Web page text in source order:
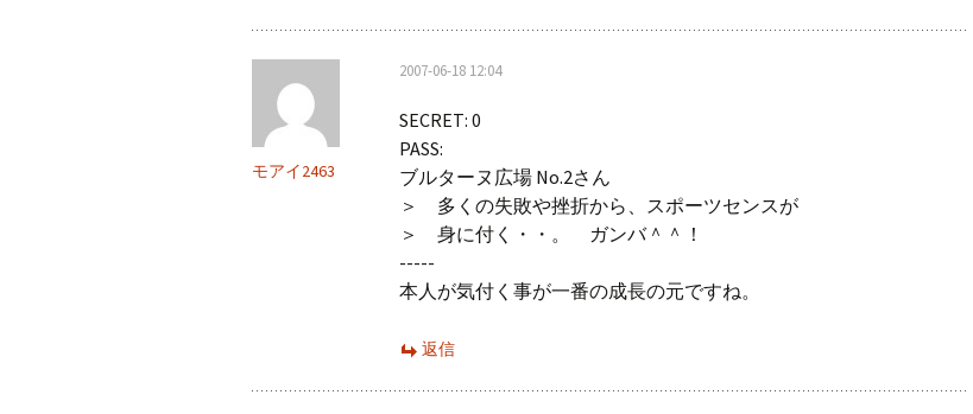
モアイ2463
2007-06-18 12:04
SECRET: 0
PASS:
ブルターヌ広場 No.2さん
＞ 多くの失敗や挫折から、スポーツセンスが
＞ 身に付く・・。 ガンバ＾＾！
-----
本人が気付く事が一番の成長の元ですね。
返信